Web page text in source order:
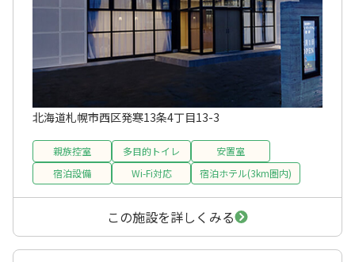
北海道札幌市西区発寒13条4丁目13-3
親族控室 多目的トイレ
安置室
宿泊設備
Wi-Fi対応 宿泊ホテル(3km圏内)
この施設を詳しくみる